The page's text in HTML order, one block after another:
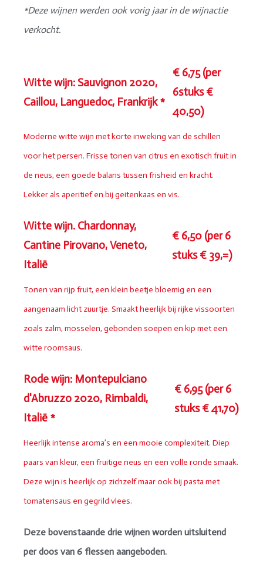
*Deze wijnen werden ook vorig jaar in de wijnactie
verkocht.
Witte wijn: Sauvignon 2020,
Caillou, Languedoc, Frankrijk *
€ 6,75 (per
6stuks €
40,50)
Moderne witte wijn met korte inweking van de schillen
voor het persen. Frisse tonen van citrus en exotisch fruit in
de neus, een goede balans tussen frisheid en kracht.
Lekker als aperitief en bij geitenkaas en vis.
Witte wijn. Chardonnay,
Cantine Pirovano, Veneto,
Italië
€ 6,50 (per 6
stuks € 39,=)
Tonen van rijp fruit, een klein beetje bloemig en een
aangenaam licht zuurtje. Smaakt heerlijk bij rijke vissoorten
zoals zalm, mosselen, gebonden soepen en kip met een
witte roomsaus.
Rode wijn: Montepulciano
d'Abruzzo 2020, Rimbaldi,
Italië *
€ 6,95 (per 6
stuks € 41,70)
Heerlijk intense aroma’s en een mooie complexiteit. Diep
paars van kleur, een fruitige neus en een volle ronde smaak.
Deze wijn is heerlijk op zichzelf maar ook bij pasta met
tomatensaus en gegrild vlees.
Deze bovenstaande drie wijnen worden uitsluitend
per doos van 6 flessen aangeboden.